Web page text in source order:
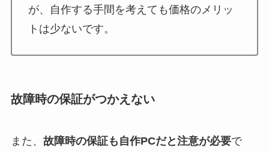
が、自作する手間を考えても価格のメリッ
トは少ないです。
故障時の保証がつかえない
また、 故障時の保証も自作PCだと注意が必要で